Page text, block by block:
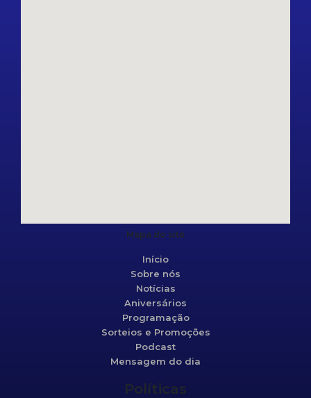
Mapa do site
Início
Sobre nós
Notícias
Aniversários
Programação
Sorteios e Promoções
Podcast
Mensagem do dia
Políticas